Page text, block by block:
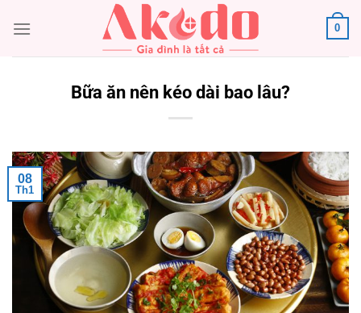
đến
0
Bữa ăn nên kéo dài bao lâu?
08
Th1